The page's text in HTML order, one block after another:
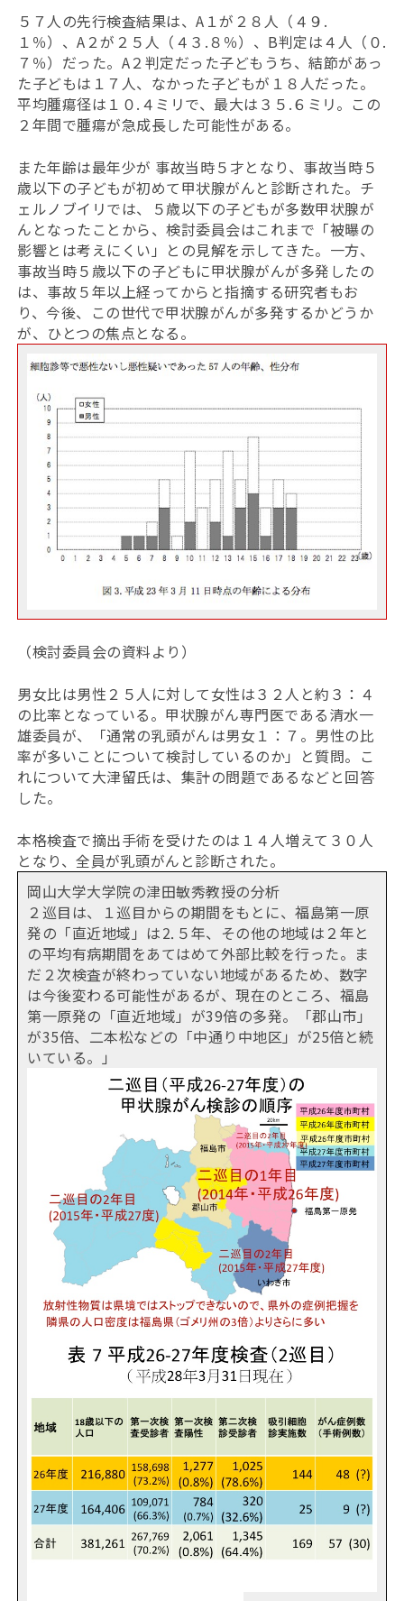
５７人の先行検査結果は、A１が２８人（４９.
１％）、A２が２５人（４３.８％）、B判定は４人（０.
７％）だった。A２判定だった子どもうち、結節があっ
た子どもは１７人、なかった子どもが１８人だった。
平均腫瘍径は１０.４ミリで、最大は３５.６ミリ。この
２年間で腫瘍が急成長した可能性がある。
また年齢は最年少が 事故当時５才となり、事故当時５
歳以下の子どもが初めて甲状腺がんと診断された。チ
ェルノブイリでは、５歳以下の子どもが多数甲状腺が
んとなったことから、検討委員会はこれまで「被曝の
影響とは考えにくい」との見解を示してきた。一方、
事故当時５歳以下の子どもに甲状腺がんが多発したの
は、事故５年以上経ってからと指摘する研究者もお
り、今後、この世代で甲状腺がんが多発するかどうか
が、ひとつの焦点となる。
（検討委員会の資料より）
男女比は男性２５人に対して女性は３２人と約３：４
の比率となっている。甲状腺がん専門医である清水一
雄委員が、「通常の乳頭がんは男女１：７。男性の比
率が多いことについて検討しているのか」と質問。こ
れについて大津留氏は、集計の問題であるなどと回答
した。
本格検査で摘出手術を受けたのは１４人増えて３０人
となり、全員が乳頭がんと診断された。
岡山大学大学院の津田敏秀教授の分析
２巡目は、１巡目からの期間をもとに、福島第一原
発の「直近地域」は⒉５年、その他の地域は２年と
の平均有病期間をあてはめて外部比較を行った。ま
だ２次検査が終わっていない地域があるため、数字
は今後変わる可能性があるが、現在のところ、福島
第一原発の「直近地域」が39倍の多発。「郡山市」
が35倍、二本松などの「中通り中地区」が25倍と続
いている。」